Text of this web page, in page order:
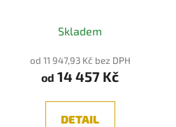
hodnocení
produktu
je
z
Skladem
od 11 947,93 Kč bez DPH
od 14 457 Kč
DETAIL